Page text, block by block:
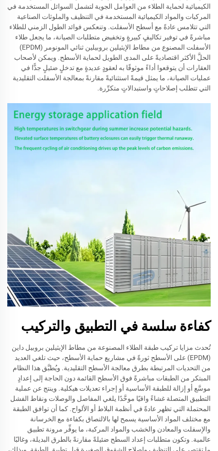
الكيميائية لحماية الطلاء من العوامل الجوية لتشمل السوائل المستخدمة في
المركبات والمواد الكيميائية المستخدمة في التنظيف والملوثات الصناعية
التي تتلامس عادةً مع أسطح الأسفلت. وتنعكس فوائد الطول الزمني للطلاء
مباشرةً في توفير تكاليفٍ كبيرةٍ وتخفيض متطلبات الصيانة، ما يجعل طلاء
الأسفلت المصنوع من مطاط الإيثيلين بروبيلين ثنائي المونومر (EPDM)
الحلَّ الأكثر اقتصاديةً على المدى الطويل لحماية الأسطح. ويمكن لأصحاب
العقارات أن يتوقعوا أداءً موثوقًا به لعقودٍ عديدةٍ مع تدخلٍ ضئيلٍ جدًّا في
عمليات الصيانة، ما يمثل قيمةً استثنائيةً مقارنةً بمعالجة الأسفلت التقليدية
التي تتطلب إصلاحاتٍ واستبدالاتٍ متكرِّرة.
كفاءة سلسة في التطبيق والتركيب
تُحدث مزايا تركيب طبقة الطلاء المصنوعة من مطاط الإيثيلين بروبيل داين
(EPDM) على الأسطح ثورةً في مشاريع حماية الأسطح، حيث تلغي العديد
من التحديات المرتبطة بطرق معالجة الأسطح التقليدية. ويُطبَّق هذا النظام
المبتكر من الطبقات مباشرةً فوق الأسطح القائمة دون الحاجة إلى إعدادٍ
موسَّع أو إزالة للطبقة الأساسية أو إجراء تعديلات هيكلية. وينتج عن عملية
التطبيق المتصلة غشاءً واقيًا موحَّدًا يلغي المفاصل والوصلات ونقاط الفشل
المحتملة التي تظهر عادةً في أنظمة البلاط أو الألواح. كما أن توافق الطبقة
مع مختلف المواد الأساسية يسمح لها بالالتصاق بكفاءة مع الخرسانة
والإسفلت والمعادن والخشب والمواد المركبة، ما يوفِّر مرونة تطبيق
عالمية. وتكون متطلبات إعداد السطح ضئيلةً مقارنةً بالطرق البديلة، وغالبًا
ما تقتصر على التنظيف وإصلاح الشقوق الصغيرة قبل تطبيق الطبقة. وبذلك،